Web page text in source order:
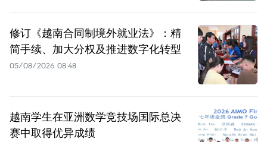
修订《越南合同制境外就业法》：精
简手续、加大分权及推进数字化转型
05/08/2026 08:48
越南学生在亚洲数学竞技场国际总决
赛中取得优异成绩